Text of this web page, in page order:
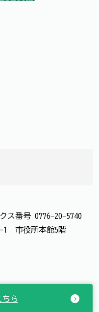
ス番号 0776-20-5740
1 市役所本館5階
ちら